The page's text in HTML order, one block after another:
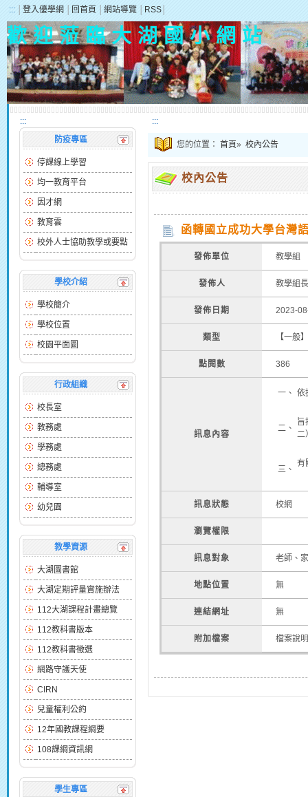
::: 登入優學網 回首頁 網站導覽 RSS
歡 迎 蒞 臨 大 湖 國 小 網 站
:::
防疫專區
停課線上學習
均一教育平台
因才網
教育雲
校外人士協助教學或要點
學校介紹
學校簡介
學校位置
校園平面圖
行政組織
校長室
教務處
學務處
總務處
輔導室
幼兒園
教學資源
大湖圖書館
大湖定期評量實施辦法
112大湖課程計畫總覽
112教科書版本
112教科書徵選
網路守護天使
CIRN
兒童權利公約
12年國教課程綱要
108課綱資訊網
學生專區
:::
您的位置： 首頁» 校內公告
校內公告
函轉國立成功大學台灣
發佈單位 教學組
發佈人 教學組長
發佈日期 2023-
類型 【一般】
點閱數 386
訊息內容
一、 依
二、
旨
二
三、
有
訊息狀態 校網
瀏覽權限
訊息對象 老師、
地點位置 無
連結網址 無
附加檔案 檔案說